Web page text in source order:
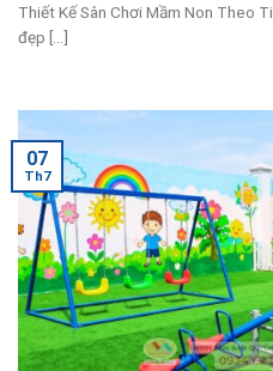
Thiết Kế Sân Chơi Mầm Non Theo
đẹp [...]
07
Th7